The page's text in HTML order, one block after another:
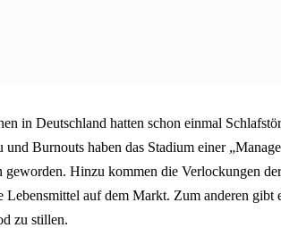
in Deutschland hatten schon einmal
Burnouts haben das Stadium einer
geworden. Hinzu kommen die Verlockungen
Lebensmittel auf dem Markt. Zum anderen gibt
zu stillen.